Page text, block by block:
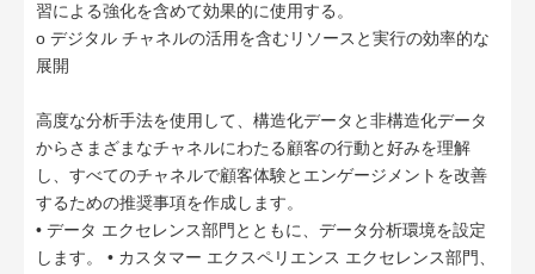
習による強化を含めて効果的に使用する。
o デジタル チャネルの活用を含むリソースと実行の効率的な
展開
高度な分析手法を使用して、構造化データと非構造化データ
からさまざまなチャネルにわたる顧客の行動と好みを理解
し、すべてのチャネルで顧客体験とエンゲージメントを改善
するための推奨事項を作成します。
• データ エクセレンス部門とともに、データ分析環境を設定
します。 • カスタマー エクスペリエンス エクセレンス部門、